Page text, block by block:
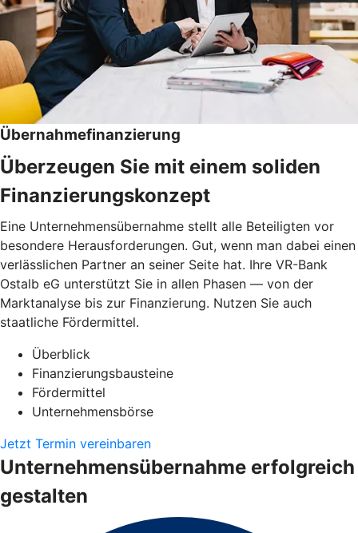
Übernahmefinanzierung
Überzeugen Sie mit einem soliden
Finanzierungskonzept
Eine Unternehmensübernahme stellt alle Beteiligten vor
besondere Herausforderungen. Gut, wenn man dabei einen
verlässlichen Partner an seiner Seite hat. Ihre VR-Bank
Ostalb eG unterstützt Sie in allen Phasen — von der
Marktanalyse bis zur Finanzierung. Nutzen Sie auch
staatliche Fördermittel.
Überblick
Finanzierungsbausteine
Fördermittel
Unternehmensbörse
Jetzt Termin vereinbaren
Unternehmensübernahme erfolgreich
gestalten